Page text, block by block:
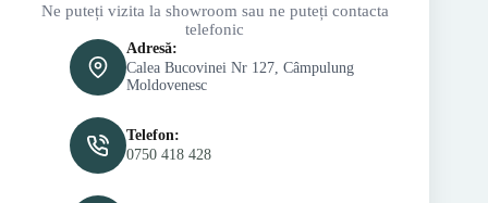
Ne puteți vizita la showroom sau ne puteți contacta
telefonic
Adresă:
Calea Bucovinei Nr 127, Câmpulung
Moldovenesc
Telefon:
0750 418 428